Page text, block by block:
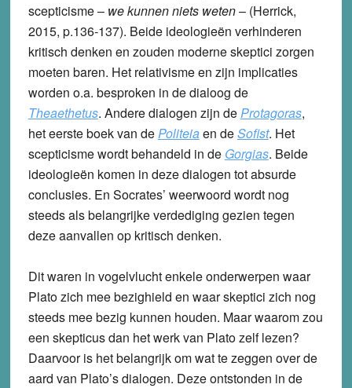
scepticisme – we kunnen niets weten– (Herrick,
2015, p.136-137). Beide ideologieën verhinderen
kritisch denken en zouden moderne skeptici zorgen
moeten baren. Het relativisme en zijn implicaties
worden o.a. besproken in de dialoog de
Theaethetus. Andere dialogen zijn deProtagoras,
het eerste boek van dePoliteiaen deSofist. Het
scepticisme wordt behandeld in de Gorgias. Beide
ideologieën komen in deze dialogen tot absurde
conclusies. En Socrates’ weerwoord wordt nog
steeds als belangrijke verdediging gezien tegen
deze aanvallen op kritisch denken.
Dit waren in vogelvlucht enkele onderwerpen waar
Plato zich mee bezighield en waar skeptici zich nog
steeds mee bezig kunnen houden. Maar waarom zou
een skepticus dan het werk van Plato zelf lezen?
Daarvoor is het belangrijk om wat te zeggen over de
aard van Plato’s dialogen. Deze ontstonden in de